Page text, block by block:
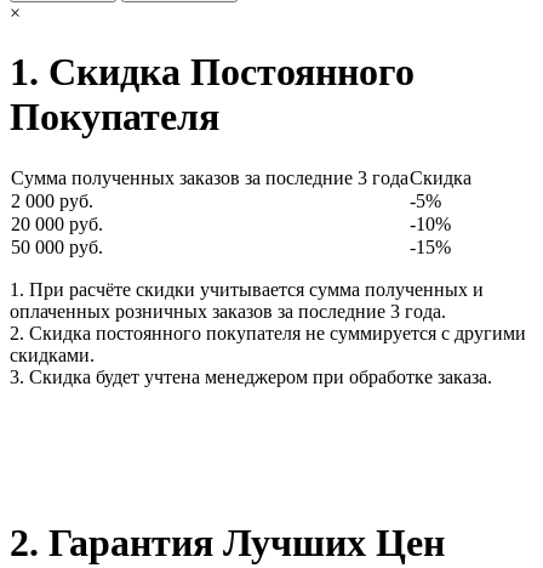
×
1. Скидка Постоянного
Покупателя
Сумма полученных заказов за последние 3 годаСкидка
2 000 руб.
-5%
20 000 руб.
-10%
50 000 руб.
-15%
1. При расчёте скидки учитывается сумма полученных и
оплаченных розничных заказов за последние 3 года.
2. Скидка постоянного покупателя не суммируется с другими
скидками.
3. Скидка будет учтена менеджером при обработке заказа.
2. Гарантия Лучших Цен